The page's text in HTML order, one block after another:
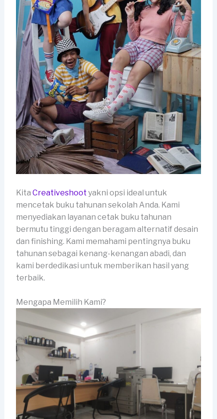
Kita Creativeshoot yakni opsi ideal untuk
mencetak buku tahunan sekolah Anda. Kami
menyediakan layanan cetak buku tahunan
bermutu tinggi dengan beragam alternatif desain
dan finishing. Kami memahami pentingnya buku
tahunan sebagai kenang-kenangan abadi, dan
kami berdedikasi untuk memberikan hasil yang
terbaik.
Mengapa Memilih Kami?